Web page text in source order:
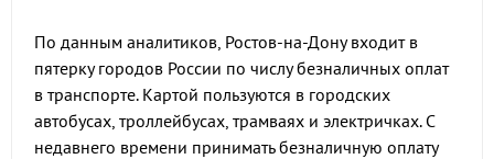
По данным аналитиков, Ростов-на-Дону входит в
пятерку городов России по числу безналичных оплат
в транспорте. Картой пользуются в городских
автобусах, троллейбусах, трамваях и электричках. С
недавнего времени принимать безналичную оплату